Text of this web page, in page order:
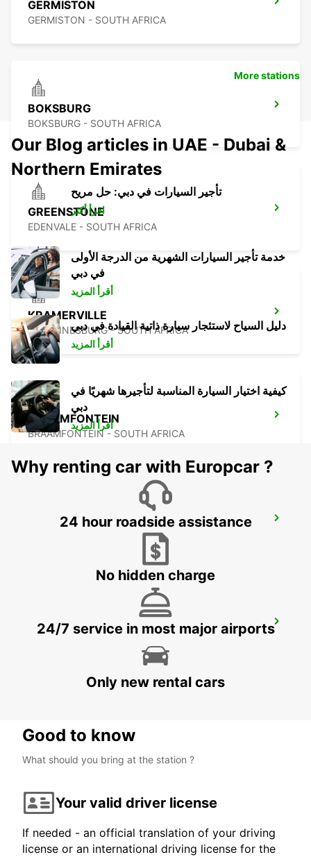
GERMISTON
GERMISTON - SOUTH AFRICA
BOKSBURG
BOKSBURG - SOUTH AFRICA
GREENSTONE
EDENVALE - SOUTH AFRICA
KRAMERVILLE
JOHANNESBURG - SOUTH AFRICA
BRAAMFONTEIN
BRAAMFONTEIN - SOUTH AFRICA
MIDRAND
MIDRAND - SOUTH AFRICA
SANDTON
More stations
Our Blog articles in UAE - Dubai &
Northern Emirates
تأجير السيارات في دبي: حل مريح
اقرأ أكثر
خدمة تأجير السيارات الشهرية من الدرجة الأولى
في دبي
أقرأ المزيد
دليل السياح لاستئجار سيارة ذاتية القيادة في دبي
أقرأ المزيد
كيفية اختيار السيارة المناسبة لتأجيرها شهريًا في
دبي
أقرأ المزيد
Why renting car with Europcar ?
24 hour roadside assistance
No hidden charge
24/7 service in most major airports
Only new rental cars
Good to know
What should you bring at the station ?
Your valid driver license
If needed - an official translation of your driving
license or an international driving license for the